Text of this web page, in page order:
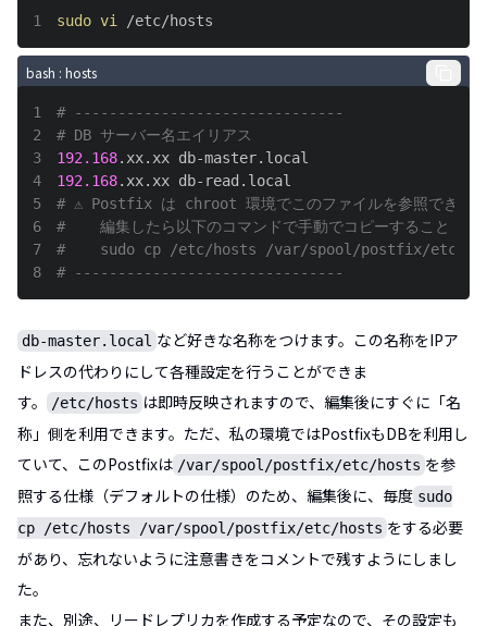
1 sudo vi /etc/hosts
bash : hosts
1
# -------------------------------
2
# DB サーバー名エイリアス
3
192.168
4
192.168
5
# ⚠ Postfix は chroot 環境でこのファイルを参照できな
6
#    編集したら以下のコマンドで手動でコピーすること！
7
#    sudo cp /etc/hosts /var/spool/postfix/etc/
8
# -------------------------------
db-master.local など好きな名称をつけます。この名称をIPア
ドレスの代わりにして各種設定を行うことができま
す。
/etc/hosts は即時反映されますので、編集後にすぐに「名
称」側を利用できます。ただ、私の環境ではPostfixもDBを利用し
ていて、このPostfixは /var/spool/postfix/etc/hosts を参
照する仕様（デフォルトの仕様）のため、編集後に、毎度 sudo
cp /etc/hosts /var/spool/postfix/etc/hosts をする必要
があり、忘れないように注意書きをコメントで残すようにしまし
た。
また、別途、リードレプリカを作成する予定なので、その設定も